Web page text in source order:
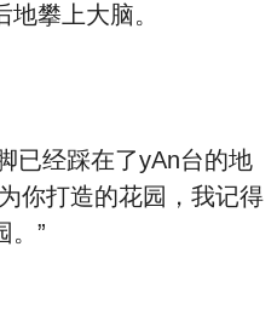
攀上大脑。
经踩在了yAn台的地
你打造的花园，我记得
。”